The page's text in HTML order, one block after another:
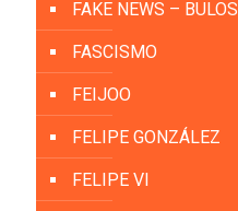
FAKE NEWS – BULOS
FASCISMO
FEIJOO
FELIPE GONZÁLEZ
FELIPE VI